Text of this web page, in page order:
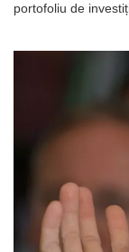
portofoliu de